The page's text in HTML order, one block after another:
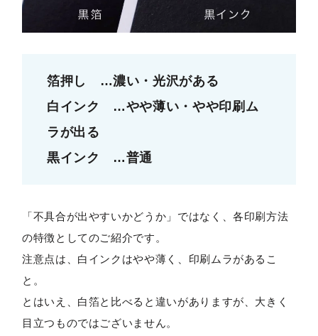
箔押し …濃い・光沢がある
白インク …やや薄い・やや印刷ム
ラが出る
黒インク …普通
「不具合が出やすいかどうか」ではなく、各印刷方法
の特徴としてのご紹介です。
注意点は、白インクはやや薄く、印刷ムラがあるこ
と。
とはいえ、白箔と比べると違いがありますが、大きく
目立つものではございません。